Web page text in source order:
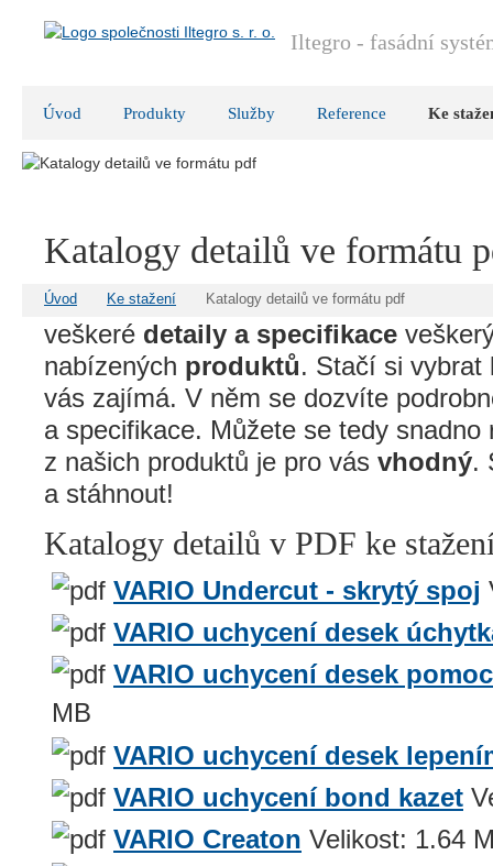
Iltegro - fasádní
Úvod Produkty Služby Reference Ke
Úvod Ke stažení Katalogy detailů ve formátu pdf
Katalogy detailů ve formátu
Vítejte v naší knihovnědetailních
veškeré detaily a specifikace
nabízených produktů. Stačí si vybrat
vás zajímá. V něm se dozvíte
a specifikace. Můžete se tedy snadno
z našich produktů je pro vás vhodný.
a stáhnout!
Katalogy detailů v PDF ke
VARIO Undercut - skrytý spoj
VARIO uchycení desek
VARIO uchycení desek
MB
VARIO uchycení desek
VARIO uchycení bond kazet
VARIO Creaton Velikost: 1.64